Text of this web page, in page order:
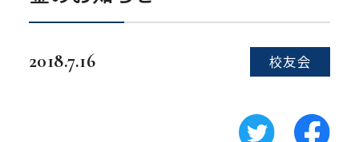
2018.7.16 校友会